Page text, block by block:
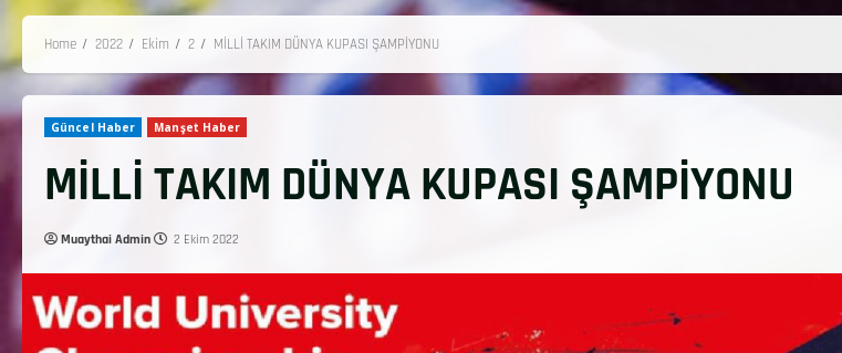
Home 2022 Ekim 2 MİLLİ TAKIM DÜNYA KUPASI ŞAMPİYONU
Güncel Haber Manşet Haber
MİLLİ TAKIM DÜNYA KUPASI ŞAMPİYONU
Muaythai Admin 2 Ekim 2022